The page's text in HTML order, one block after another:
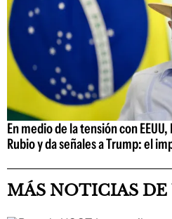
En medio de la tensión con
Rubio y da señales a Trump: el
MÁS NOTICIAS DE